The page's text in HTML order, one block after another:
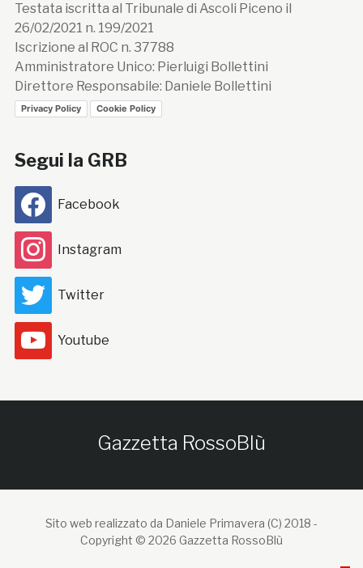
Testata iscritta al Tribunale di Ascoli Piceno il
26/02/2021 n. 199/2021
Iscrizione al ROC n. 37788
Amministratore Unico: Pierluigi Bollettini
Direttore Responsabile: Daniele Bollettini
Privacy Policy Cookie Policy
Segui la GRB
Facebook
Instagram
Twitter
Youtube
Gazzetta RossoBlù
Sito web realizzato da Daniele Primavera (C) 2018 -
Copyright © 2026 Gazzetta RossoBlù